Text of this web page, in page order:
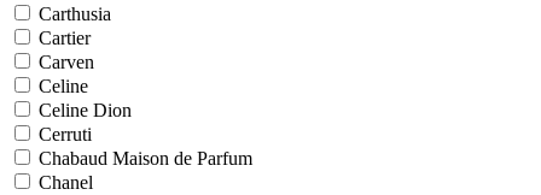
Carthusia
Cartier
Carven
Celine
Celine Dion
Cerruti
Chabaud Maison de Parfum
Chanel